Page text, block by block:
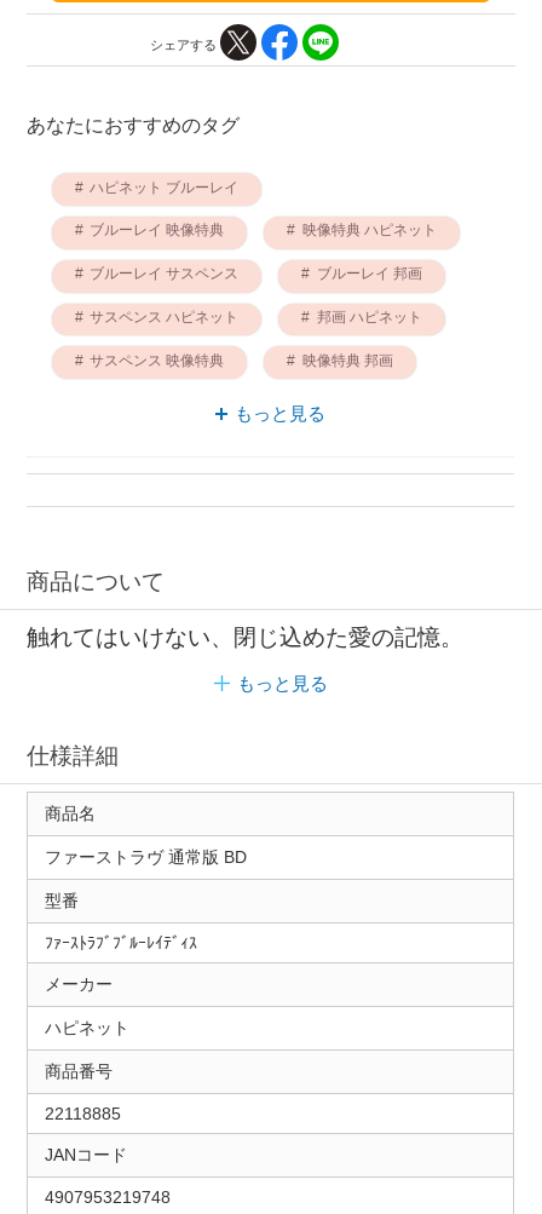
シェアする
あなたにおすすめのタグ
ハピネット ブルーレイ
ブルーレイ 映像特典 映像特典 ハピネット
ブルーレイ サスペンス ブルーレイ 邦画
サスペンス ハピネット 邦画 ハピネット
サスペンス 映像特典 映像特典 邦画
もっと見る
商品について
触れてはいけない、閉じ込めた愛の記憶。
もっと見る
仕様詳細
商品名
ファーストラヴ 通常版 BD
型番
ﾌｧｰｽﾄﾗﾌﾞﾌﾞﾙｰﾚｲﾃﾞｨｽ
メーカー
ハピネット
商品番号
22118885
JANコード
4907953219748